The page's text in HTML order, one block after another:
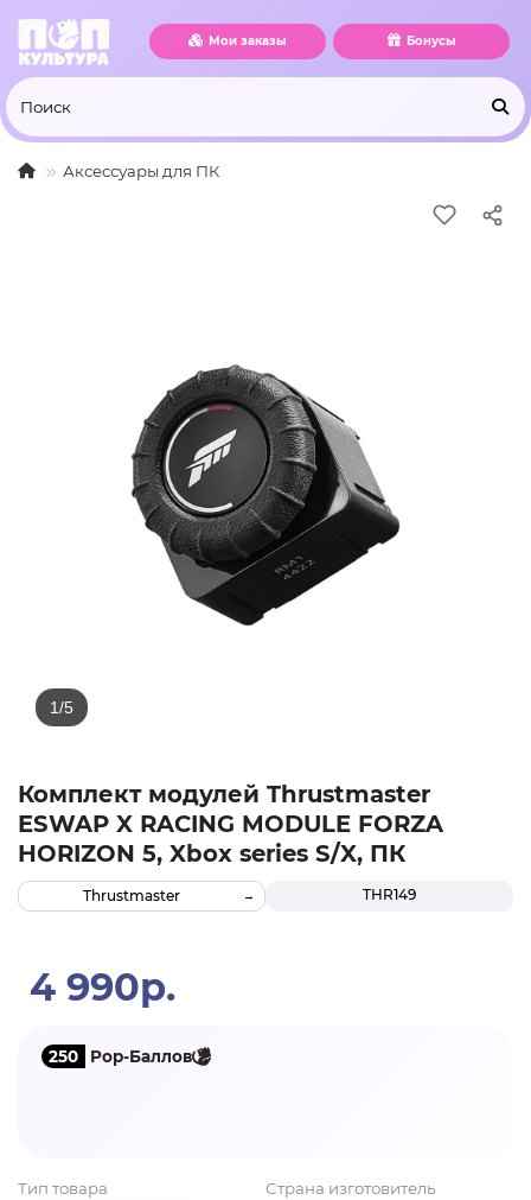
Мои заказы Бонусы
Аксессуары для ПК
Комплект модулей Thrustmaster
ESWAP X RACING MODULE FORZA
HORIZON 5, Xbox series S/X, ПК
THR149
Thrustmaster
4 990р.
250 Pop-Баллов
Тип товара Страна изготовитель